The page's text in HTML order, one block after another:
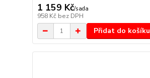
1 159 Kč/sada
958 Kč bez DPH
Přidat do košíku